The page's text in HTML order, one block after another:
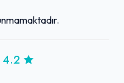
4.2